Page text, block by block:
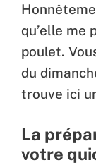
qu’elle me
poulet.
du
trouve ici
La
votre